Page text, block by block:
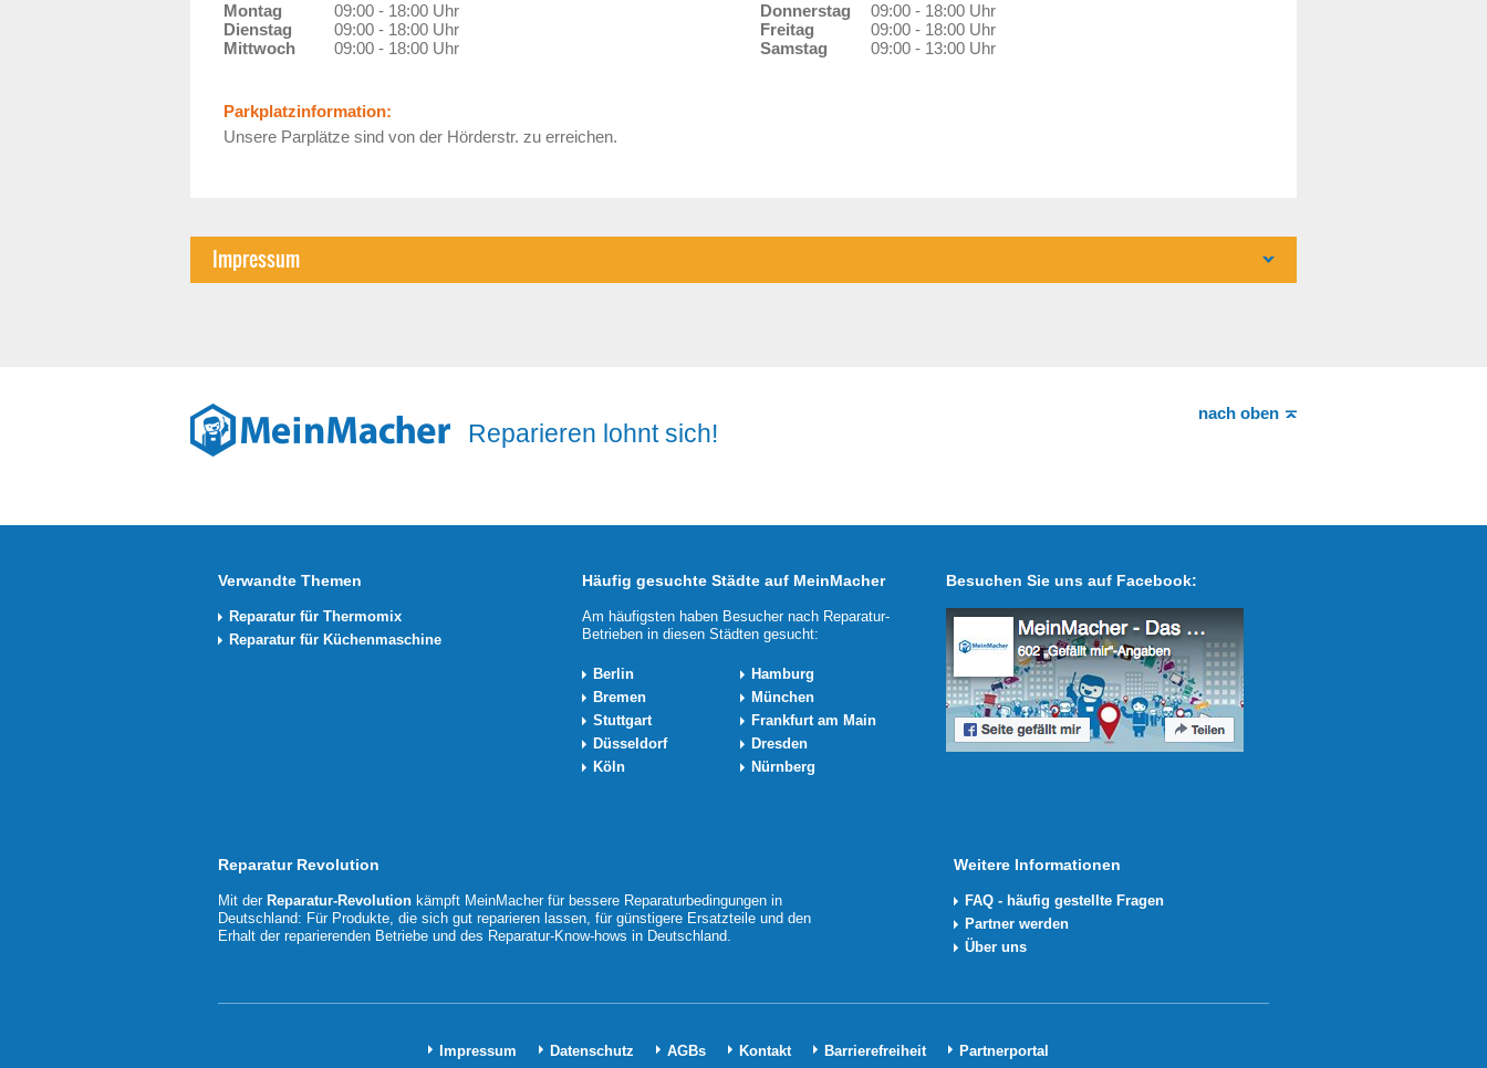
Montag
09:00 - 18:00 Uhr
Dienstag
09:00 - 18:00 Uhr
Mittwoch
09:00 - 18:00 Uhr
Donnerstag
09:00 - 18:00 Uhr
Freitag
09:00 - 18:00 Uhr
Samstag
09:00 - 13:00 Uhr
Parkplatzinformation:
Unsere Parplätze sind von der Hörderstr. zu erreichen.
Impressum
nach oben
Reparieren lohnt sich!
Verwandte Themen
Reparatur für Thermomix
Reparatur für Küchenmaschine
Häufig gesuchte Städte auf MeinMacher
Am häufigsten haben Besucher nach Reparatur-
Betrieben in diesen Städten gesucht:
Berlin
Hamburg
Bremen
München
Stuttgart
Frankfurt am Main
Düsseldorf
Dresden
Köln
Nürnberg
Besuchen Sie uns auf Facebook:
Reparatur Revolution
Mit der Reparatur-Revolution kämpft MeinMacher für bessere Reparaturbedingungen in
Deutschland: Für Produkte, die sich gut reparieren lassen, für günstigere Ersatzteile und den
Erhalt der reparierenden Betriebe und des Reparatur-Know-hows in Deutschland.
Weitere Informationen
FAQ - häufig gestellte Fragen
Partner werden
Über uns
Impressum Datenschutz AGBs Kontakt Barrierefreiheit Partnerportal